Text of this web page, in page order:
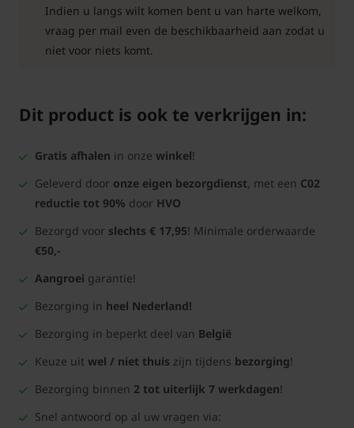
Indien u langs wilt komen bent u van harte welkom,
vraag per mail even de beschikbaarheid aan zodat u
niet voor niets komt.
Dit product is ook te verkrijgen in:
Gratis afhalen in onze winkel!
Geleverd door onze eigen bezorgdienst, met een C02
reductie tot 90% door HVO
Bezorgd voor slechts € 17,95! Minimale orderwaarde
€50,-
Aangroei garantie!
Bezorging in heel Nederland!
Bezorging in beperkt deel van België
Keuze uit wel / niet thuis zijn tijdens bezorging!
Bezorging binnen 2 tot uiterlijk 7 werkdagen!
Snel antwoord op al uw vragen via: